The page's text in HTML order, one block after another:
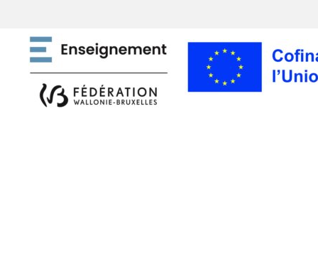
Retourner au contenu